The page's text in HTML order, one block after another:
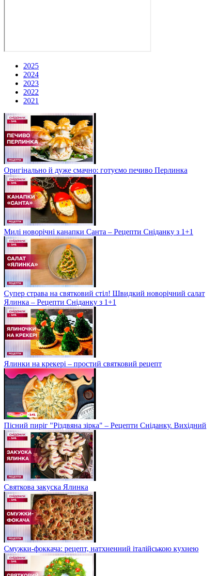
2025
2024
2023
2022
2021
Оригінально й дуже смачно: готуємо печиво Перлинка
Милі новорічні канапки Санта – Рецепти Сніданку з 1+1
Супер страва на святковий стіл! Швидкий новорічний салат
Ялинка – Рецепти Сніданку з 1+1
Ялинки на крекері – простий святковий рецепт
Пісний пиріг "Різдвяна зірка" – Рецепти Сніданку. Вихідний
Святкова закуска Ялинка
Смужки-фоккача: рецепт, натхненний італійською кухнею